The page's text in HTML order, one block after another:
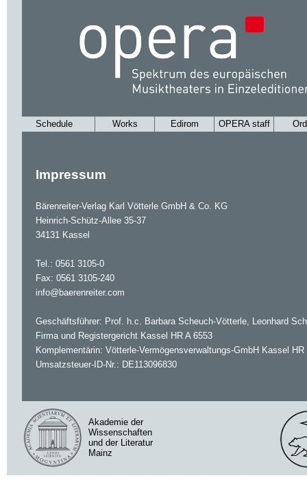
Schedule Works Edirom OPERA staff
Impressum
Bärenreiter-Verlag Karl Vötterle GmbH & Co. KG
Heinrich-Schütz-Allee 35-37
34131 Kassel
Tel.: 0561 3105-0
Fax: 0561 3105-240
info@baerenreiter.com
Geschäftsführer: Prof. h.c. Barbara Scheuch-Vötterle, Leonhard
Firma und Registergericht Kassel HR A 6553
Komplementärin: Vötterle-Vermögensverwaltungs-GmbH Kassel HR
Umsatzsteuer-ID-Nr.: DE113096830
Akademie der
Wissenschaften
und der Literatur
Mainz